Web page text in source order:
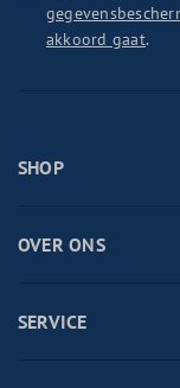
akkoord gaat.
SHOP
OVER ONS
SERVICE